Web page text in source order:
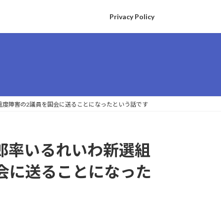
Privacy Policy
障害の2議員を国会に送ることになったという話です
いるれいわ新選組
に送ることになった